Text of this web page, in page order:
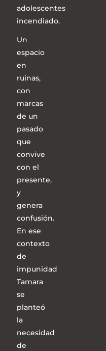
adolescentes
incendiado.
Un
espacio
en
ruinas,
con
marcas
de un
pasado
que
convive
con el
presente,
y
genera
confusión.
En ese
contexto
de
impunidad
Tamara
se
planteó
la
necesidad
de